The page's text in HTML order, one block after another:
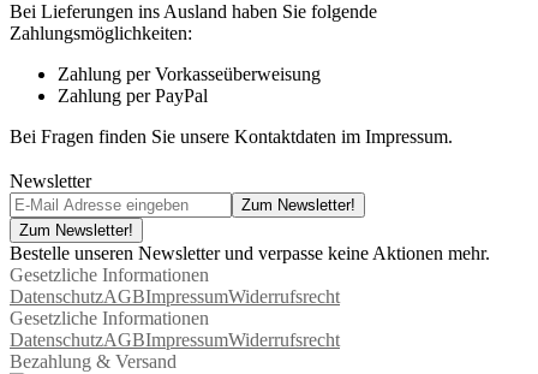
Bei Lieferungen ins Ausland haben Sie folgende
Zahlungsmöglichkeiten:
Zahlung per Vorkasseüberweisung
Zahlung per PayPal
Bei Fragen finden Sie unsere Kontaktdaten im Impressum.
Newsletter
Zum Newsletter!
Zum Newsletter!
Bestelle unseren Newsletter und verpasse keine Aktionen mehr.
Gesetzliche Informationen
DatenschutzAGBImpressumWiderrufsrecht
Gesetzliche Informationen
DatenschutzAGBImpressumWiderrufsrecht
Bezahlung & Versand